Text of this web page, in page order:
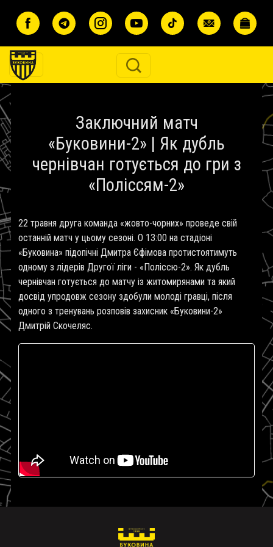
Заключний матч
«Буковини-2» | Як дубль
чернівчан готується до гри з
«Поліссям-2»
22 травня друга команда «жовто-чорних» проведе свій
останній матч у цьому сезоні. О 13:00 на стадіоні
«Буковина» підопічні Дмитра Єфімова протистоятимуть
одному з лідерів Другої ліги - «Поліссю-2». Як дубль
чернівчан готується до матчу із житомирянами та який
досвід упродовж сезону здобули молоді гравці, після
одного з тренувань розповів захисник «Буковини-2»
Дмитрій Скочеляс.